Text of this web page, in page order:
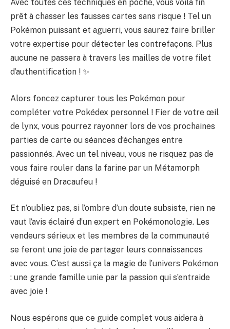
Avec toutes ces techniques en poche, vous voilà fin
prêt à chasser les fausses cartes sans risque ! Tel un
Pokémon puissant et aguerri, vous saurez faire briller
votre expertise pour détecter les contrefaçons. Plus
aucune ne passera à travers les mailles de votre filet
d’authentification ! ✨
Alors foncez capturer tous les Pokémon pour
compléter votre Pokédex personnel ! Fier de votre œil
de lynx, vous pourrez rayonner lors de vos prochaines
parties de carte ou séances d’échanges entre
passionnés. Avec un tel niveau, vous ne risquez pas de
vous faire rouler dans la farine par un Métamorph
déguisé en Dracaufeu !
Et n’oubliez pas, si l’ombre d’un doute subsiste, rien ne
vaut l’avis éclairé d’un expert en Pokémonologie. Les
vendeurs sérieux et les membres de la communauté
se feront une joie de partager leurs connaissances
avec vous. C’est aussi ça la magie de l’univers Pokémon
: une grande famille unie par la passion qui s’entraide
avec joie !
Nous espérons que ce guide complet vous aidera à